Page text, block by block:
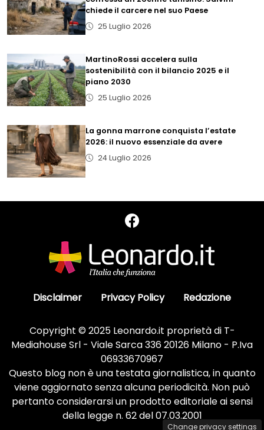
chiede il carcere nel suo Paese
25 Luglio 2026
MartinoRossi accelera sulla
sostenibilità con il bilancio 2025 e il
piano 2030
25 Luglio 2026
La gonna marrone conquista l’estate
2026: il nuovo essenziale da avere
24 Luglio 2026
Disclaimer Privacy Policy Redazione
Copyright © 2025 Leonardo.it proprietà di T-
Mediahouse Srl - Viale Sarca 336 20126 Milano - P.Iva
06933670967
Questo blog non è una testata giornalistica, in quanto
viene aggiornato senza alcuna periodicità. Non può
pertanto considerarsi un prodotto editoriale ai sensi
della legge n. 62 del 07.03.2001
Change privacy settings